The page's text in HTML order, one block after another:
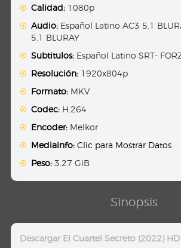
Calidad: 1080p
Audio: Español Latino AC3 5.1
5.1 BLURAY
Subtitulos: Español Latino SRT-
Resolución: 1920x804p
Formato: MKV
Codec: H.264
Encoder: Melkor
Mediainfo: Clic para Mostrar Datos
Peso: 3.27 GiB
Sinopsis
Descargar El Cuartel Secreto (2022)